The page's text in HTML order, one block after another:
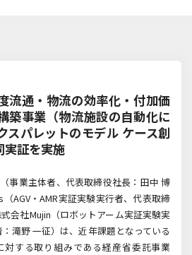
流通・物流の効率化・付加価
築事業（物流施設の自動化に
スパレットのモデル ケース創
実証を実施
事業主体者、代表取締役社長：田中 博
（AGV・AMR実証実験実行者、代表取締
会社Mujin （ロボットアーム実証実験実
滝野 一征）は、近年課題となっている
対する取り組みである経産省委託事業